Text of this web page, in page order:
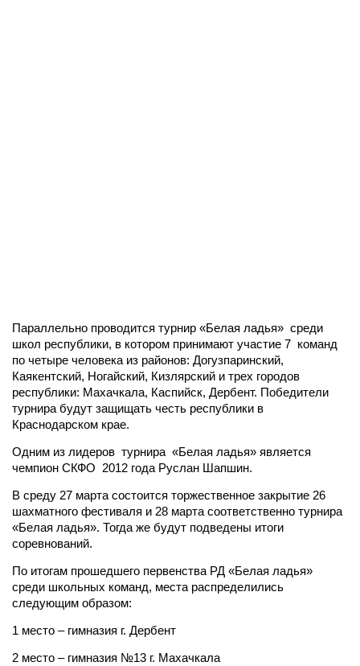
Параллельно проводится турнир «Белая ладья» среди
школ республики, в котором принимают участие 7 команд
по четыре человека из районов: Догузпаринский,
Каякентский, Ногайский, Кизлярский и трех городов
республики: Махачкала, Каспийск, Дербент. Победители
турнира будут защищать честь республики в
Краснодарском крае.
Одним из лидеров турнира «Белая ладья» является
чемпион СКФО 2012 года Руслан Шапшин.
В среду 27 марта состоится торжественное закрытие 26
шахматного фестиваля и 28 марта соответственно турнира
«Белая ладья». Тогда же будут подведены итоги
соревнований.
По итогам прошедшего первенства РД «Белая ладья»
среди школьных команд, места распределились
следующим образом:
1 место – гимназия г. Дербент
2 место – гимназия №13 г. Махачкала